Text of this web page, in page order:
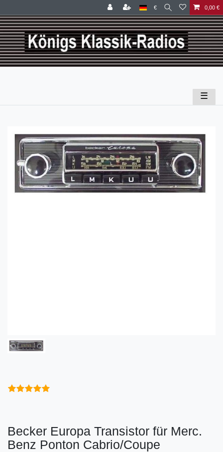
€ 0,00 €
☰
Becker Europa Transistor für Merc.
Benz Ponton Cabrio/Coupe